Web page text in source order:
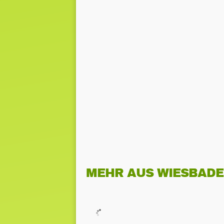
MEHR AUS